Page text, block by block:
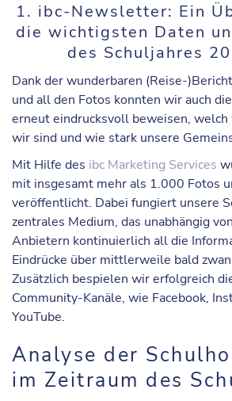
1. ibc-Newsletter: Ein
die wichtigsten Daten
des Schuljahres
Dank der wunderbaren (Reise-
und all den Fotos konnten wir auch
erneut eindrucksvoll beweisen, welch
wir sind und wie stark unsere
Mit Hilfe des ibc Marketing Services
mit insgesamt mehr als 1.000 Fotos
veröffentlicht. Dabei fungiert unsere
zentrales Medium, das unabhängig
Anbietern kontinuierlich all die
Eindrücke über mittlerweile bald
Zusätzlich bespielen wir erfolgreich
Community-Kanäle, wie Facebook,
YouTube.
Analyse der
im Zeitraum des